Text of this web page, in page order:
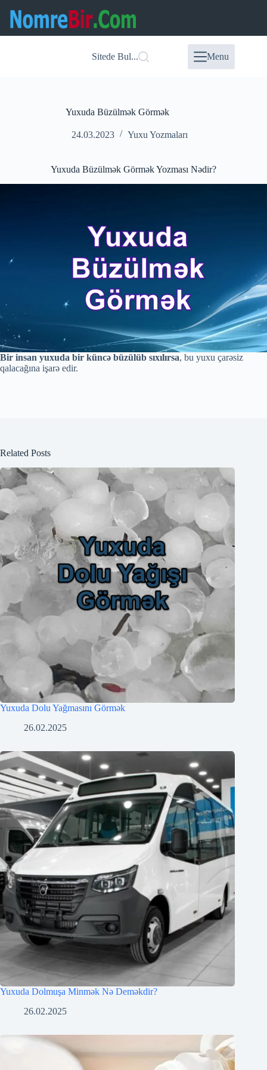
content
Sitede Bul... Menu
Yuxuda Büzülmək Görmək
24.03.2023 Yuxu Yozmaları
Yuxuda Büzülmək Görmək Yozması Nədir?
Bir insan yuxuda bir küncə büzülüb sıxılırsa, bu yuxu çarəsiz
qalacağına işarə edir.
Related Posts
Yuxuda Dolu Yağmasını Görmək
26.02.2025
Yuxuda Dolmuşa Minmək Nə Deməkdir?
26.02.2025